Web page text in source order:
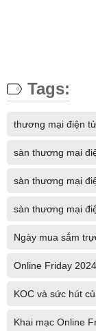
Tags:
thương mại điện tử
sàn thương mại
sàn thương mại
sàn thương mại
Ngày mua sắm
Online Friday
KOC và sức hút
Khai mạc Online